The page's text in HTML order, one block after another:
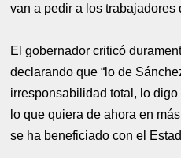
van a pedir a los trabajadores
El gobernador criticó
declarando que “lo de
irresponsabilidad total, lo
lo que quiera de ahora en
se ha beneficiado con el